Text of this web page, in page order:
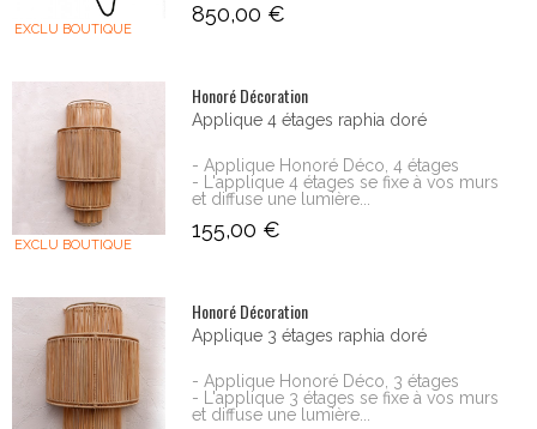
EXCLU BOUTIQUE
850,00 €
EXCLU BOUTIQUE
Honoré Décoration
Applique 4 étages raphia doré
- Applique Honoré Déco, 4 étages
- L'applique 4 étages se fixe à vos murs
et diffuse une lumière...
155,00 €
Honoré Décoration
Applique 3 étages raphia doré
- Applique Honoré Déco, 3 étages
- L'applique 3 étages se fixe à vos murs
et diffuse une lumière...